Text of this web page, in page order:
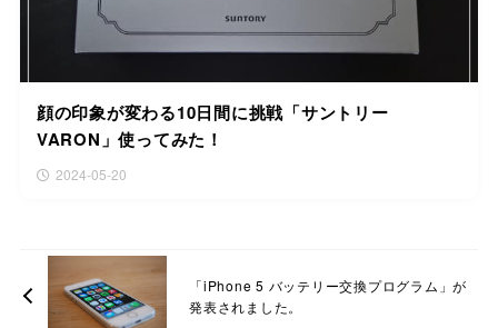
顔の印象が変わる10日間に挑戦「サントリー
VARON」使ってみた！
2024-05-20
「iPhone 5 バッテリー交換プログラム」が
発表されました。